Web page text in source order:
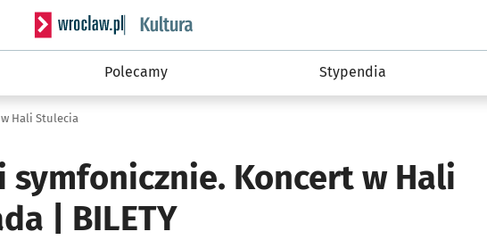
Serwis informacyjny wroclaw.pl podserwis: Kultura
Polecamy Stypendia
Hali Stulecia
symfonicznie. Koncert w Hali
| BILETY